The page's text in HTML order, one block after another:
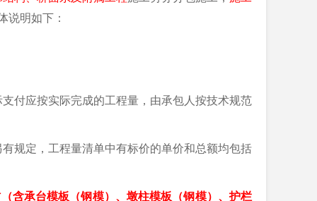
说明如下：
付应按实际完成的工程量，由承包人按技术规范
规定，工程量清单中有标价的单价和总额均包括
（含承台模板（钢模）、墩柱模板（钢模）、护栏